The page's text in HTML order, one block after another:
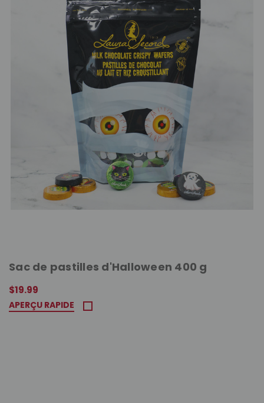
Sac de pastilles d'Halloween 400 g
$19.99
APERÇU RAPIDE